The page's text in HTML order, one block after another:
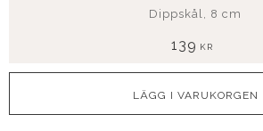
Dippskål, 8 cm
139 KR